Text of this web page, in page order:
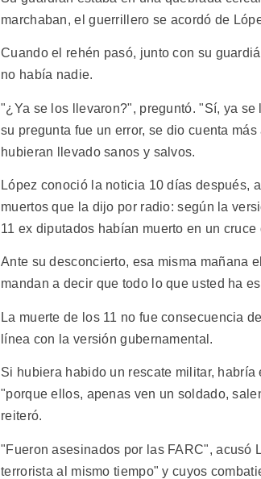
marchaban, el guerrillero se acordó de
Cuando el rehén pasó, junto con su
no había nadie.
"¿Ya se los llevaron?", preguntó. "Sí, ya
su pregunta fue un error, se dio cuenta
hubieran llevado sanos y salvos.
López conoció la noticia 10 días después,
muertos que la dijo por radio: según la
11 ex diputados habían muerto en un
Ante su desconcierto, esa misma mañana
mandan a decir que todo lo que usted ha
La muerte de los 11 no fue consecuencia
línea con la versión gubernamental.
Si hubiera habido un rescate militar,
"porque ellos, apenas ven un soldado,
reiteró.
"Fueron asesinados por las FARC", acusó
terrorista al mismo tiempo" y cuyos